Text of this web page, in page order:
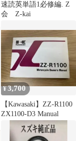
速読英単語1必修編. Z
会 Z-kai
¥3,700
【Kawasaki】ZZ-R1100
ZX1100-D3 Manual